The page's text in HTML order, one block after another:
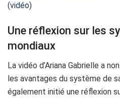
(vidéo)
Une réflexion sur les
mondiaux
La vidéo d’Ariana Gabrielle a
les avantages du système de
également initié une réflexion